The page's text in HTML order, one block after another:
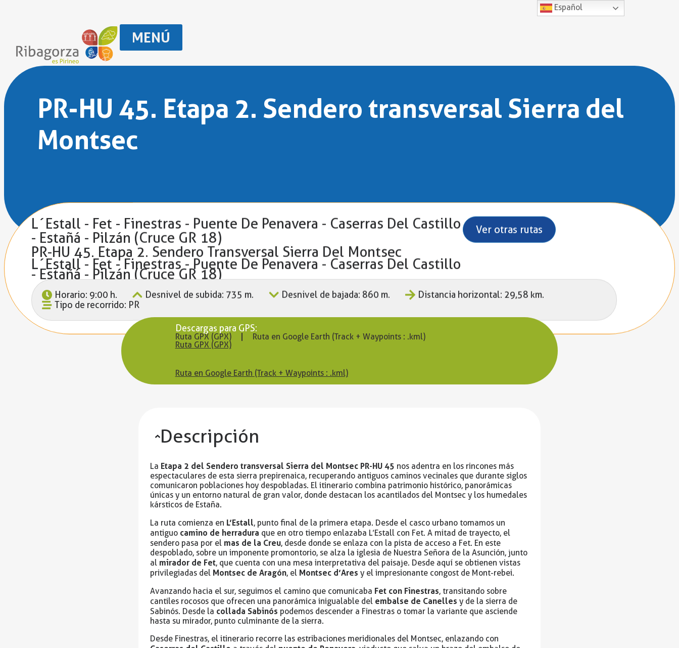
MENÚ
PR-HU 45. Etapa 2. Sendero transversal Sierra del
Montsec
L´Estall - Fet - Finestras - Puente De Penavera - Caserras Del Castillo
- Estañá - Pilzán (cruce GR 18)
PR-HU 45. Etapa 2. Sendero Transversal Sierra Del Montsec
L´Estall - Fet - Finestras - Puente De Penavera - Caserras Del Castillo
- Estañá - Pilzán (cruce GR 18)
Ver otras rutas
Horario: 9:00 h. Desnivel de subida: 735 m. Desnivel de bajada: 860 m.
Distancia horizontal: 29,58 km.
Tipo de recorrido: PR
Descargas para GPS:
Ruta GPX (GPX)
Ruta en Google Earth (Track + Waypoints : .kml)
Ruta GPX (GPX)
Ruta en Google Earth (Track + Waypoints : .kml)
Descripción
La Etapa 2 del Sendero transversal Sierra del Montsec PR-HU 45 nos adentra en los rincones más
espectaculares de esta sierra prepirenaica, recuperando antiguos caminos vecinales que durante siglos
comunicaron poblaciones hoy despobladas. El itinerario combina patrimonio histórico, panorámicas
únicas y un entorno natural de gran valor, donde destacan los acantilados del Montsec y los humedales
kársticos de Estaña.
La ruta comienza en L’Estall, punto final de la primera etapa. Desde el casco urbano tomamos un
antiguo camino de herradura que en otro tiempo enlazaba L’Estall con Fet. A mitad de trayecto, el
sendero pasa por el mas de la Creu, desde donde se enlaza con la pista de acceso a Fet. En este
despoblado, sobre un imponente promontorio, se alza la iglesia de Nuestra Señora de la Asunción, junto
al mirador de Fet, que cuenta con una mesa interpretativa del paisaje. Desde aquí se obtienen vistas
privilegiadas del Montsec de Aragón, el Montsec d’Ares y el impresionante congost de Mont-rebei.
Avanzando hacia el sur, seguimos el camino que comunicaba Fet con Finestras, transitando sobre
cantiles rocosos que ofrecen una panorámica inigualable del embalse de Canelles y de la sierra de
Sabinós. Desde la collada Sabinós podemos descender a Finestras o tomar la variante que asciende
hasta su mirador, punto culminante de la sierra.
Desde Finestras, el itinerario recorre las estribaciones meridionales del Montsec, enlazando con
Español